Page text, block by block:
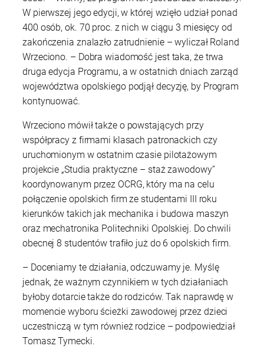
W pierwszej jego edycji, w której wzięło udział ponad
400 osób, ok. 70 proc. z nich w ciągu 3 miesięcy od
zakończenia znalazło zatrudnienie – wyliczał Roland
Wrzeciono. – Dobra wiadomość jest taka, że trwa
druga edycja Programu, a w ostatnich dniach zarząd
województwa opolskiego podjął decyzję, by Program
kontynuować.
Wrzeciono mówił także o powstających przy
współpracy z firmami klasach patronackich czy
uruchomionym w ostatnim czasie pilotażowym
projekcie „Studia praktyczne – staż zawodowy”
koordynowanym przez OCRG, który ma na celu
połączenie opolskich firm ze studentami III roku
kierunków takich jak mechanika i budowa maszyn
oraz mechatronika Politechniki Opolskiej. Do chwili
obecnej 8 studentów trafiło już do 6 opolskich firm.
– Doceniamy te działania, odczuwamy je. Myślę
jednak, że ważnym czynnikiem w tych działaniach
byłoby dotarcie także do rodziców. Tak naprawdę w
momencie wyboru ścieżki zawodowej przez dzieci
uczestniczą w tym również rodzice – podpowiedział
Tomasz Tymecki.